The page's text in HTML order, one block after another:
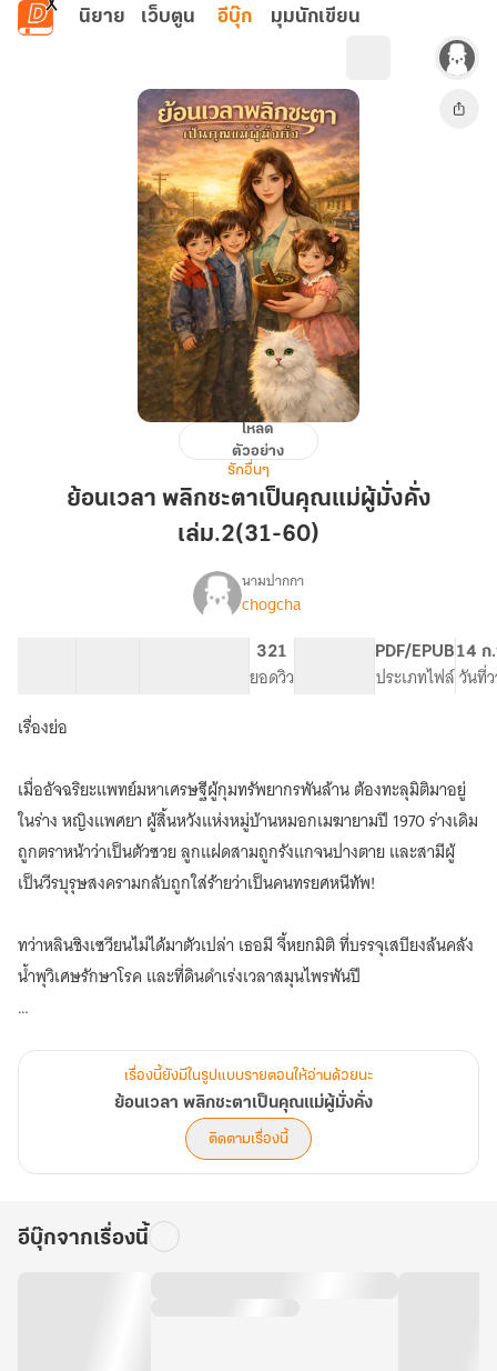
ข้ามไปยังเนื้อหาหลัก
นิยาย เว็บตูน อีบุ๊ก มุมนักเขียน
พลิก
60)
โหลด
ตัวอย่าง
รักอื่นๆ
ย้อนเวลา พลิกชะตาเป็นคุณแม่ผู้มั่งคั่ง
เล่ม.2(31-60)
เรื่อง
เวลา
พลิก
ชะตา
ผู้
มั่งคั่ง
นามปากกา
chogcha
321
ยอดวิว
PDF/EPUB
ประเภทไฟล์
14 ก
วันที่
เรื่องย่อ
เมื่ออัจฉริยะแพทย์มหาเศรษฐีผู้กุมทรัพยากรพันล้าน ต้องทะลุมิติมาอยู่
ในร่าง หญิงแพศยา ผู้สิ้นหวังแห่งหมู่บ้านหมอกเมฆายามปี 1970 ร่างเดิม
ถูกตราหน้าว่าเป็นตัวซวย ลูกแฝดสามถูกรังแกจนปางตาย และสามีผู้
เป็นวีรบุรุษสงครามกลับถูกใส่ร้ายว่าเป็นคนทรยศหนีทัพ!
ทว่าหลินชิงเซวียนไม่ได้มาตัวเปล่า เธอมี จี้หยกมิติ ที่บรรจุเสบียงล้นคลัง
น้ำพุวิเศษรักษาโรค และที่ดินดำเร่งเวลาสมุนไพรพันปี
กินใจ และฟาดฟันศัตรูด้วยบทสนทนาบาดลึกดุดัน จากกระท่อมดิน
ซบเซา สู่คฤหาสน์ที่มั่นคงที่สุดในแผ่นดิน... เธอจะพิสูจน์ให้โลกเห็นว่า
ความรู้ทางการแพทย์และพลังอำนาจเงินตรา สามารถเปลี่ยนนรกให้
กลายเป็นสรวงสวรรค์ได้ด้วยมือของเธอเอง!
เรื่องนี้ยังมีในรูปแบบรายตอนให้อ่านด้วยนะ
ย้อนเวลา พลิกชะตาเป็นคุณแม่ผู้มั่งคั่ง
ติดตามเรื่องนี้
อีบุ๊กจากเรื่องนี้